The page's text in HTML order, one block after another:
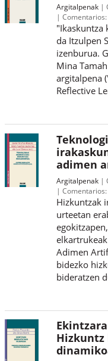
Argitalpenak
Comentarios:
"Ikaskuntza
da Itzulpen
izenburua.
Mina
argitalpena
Reflective
adimen
Argitalpenak
Comentarios:
Hizkuntzak
urteetan
Adimen
bidezko
bideratzen
Hizkuntz